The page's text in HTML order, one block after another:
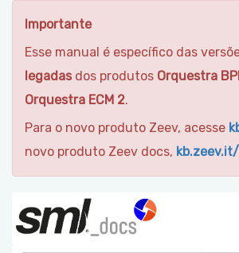
Importante
Esse manual é específico das
legadas dos produtos Orquestra
Orquestra ECM 2.
Para o novo produto Zeev, acesse
novo produto Zeev docs,